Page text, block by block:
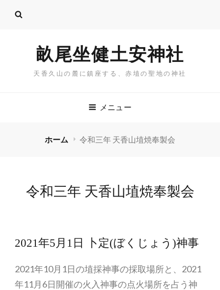
畝尾坐健土安神社
天香久山の麓に鎮座する、赤埴の聖地の神社
メニュー
ホーム 令和三年 天香山埴焼奉製会
令和三年 天香山埴焼奉製会
2021年5月1日 卜定(ぼくじょう)神事
2021年10月1日の埴採神事の採取場所と、2021
年11月6日開催の火入神事の点火場所を占う神